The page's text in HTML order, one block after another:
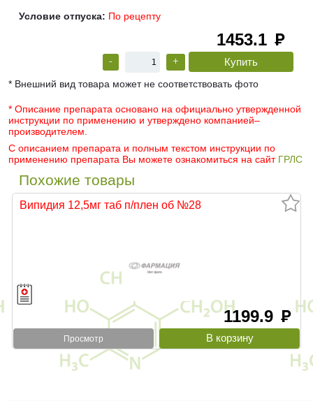
Условие отпуска: По рецепту
1453.1 руб
- +
* Внешний вид товара может не соответствовать фото
* Описание препарата основано на официально утвержденной
инструкции по применению и утверждено компанией–
производителем.
С описанием препарата и полным текстом инструкции по
применению препарата Вы можете ознакомиться на сайт ГРЛС
Похожие товары
Випидия 12,5мг таб п/плен об №28
1199.9 руб
Просмотр